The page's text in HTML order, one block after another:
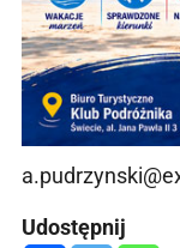
Udostępnij